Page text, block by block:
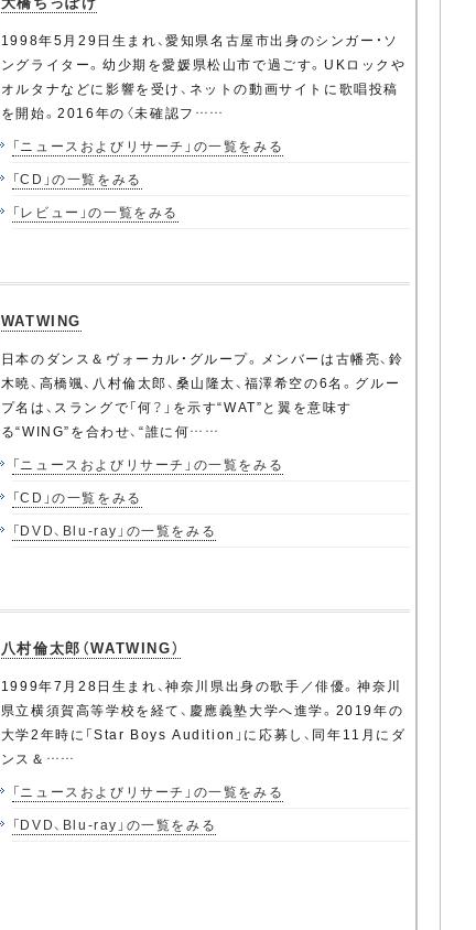
1998年5月29日生まれ、愛知県名古屋市出身のシンガー・ソ
ングライター。幼少期を愛媛県松山市で過ごす。UKロックや
オルタナなどに影響を受け、ネットの動画サイトに歌唱投稿
を開始。2016年の〈未確認フ……
「ニュースおよびリサーチ」の一覧をみる
「CD」の一覧をみる
「レビュー」の一覧をみる
WATWING
日本のダンス＆ヴォーカル・グループ。メンバーは古幡亮、鈴
木曉、高橋颯、八村倫太郎、桑山隆太、福澤希空の6名。グルー
プ名は、スラングで「何？」を示す“WAT”と翼を意味す
る“WING”を合わせ、“誰に何……
「ニュースおよびリサーチ」の一覧をみる
「CD」の一覧をみる
「DVD、Blu-ray」の一覧をみる
八村倫太郎（WATWING）
1999年7月28日生まれ、神奈川県出身の歌手／俳優。神奈川
県立横須賀高等学校を経て、慶應義塾大学へ進学。2019年の
大学2年時に「Star Boys Audition」に応募し、同年11月にダ
ンス＆……
「ニュースおよびリサーチ」の一覧をみる
「DVD、Blu-ray」の一覧をみる